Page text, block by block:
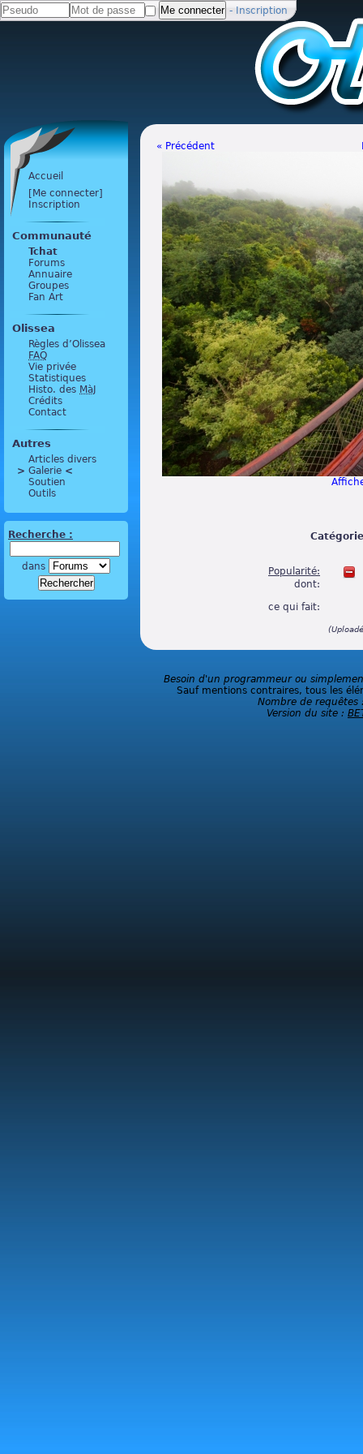
- Inscription
Accueil
[Me connecter]
Inscription
Communauté
Tchat
Forums
Annuaire
Groupes
Fan Art
Olissea
Règles d’Olissea
FAQ
Vie privée
Statistiques
Histo. des MàJ
Crédits
Contact
Autres
Articles divers
> Galerie <
Soutien
Outils
Recherche :
dans
« Précédent
Popularité:
dont:
ce qui fait:
Besoin d'un programmeur ou
Sauf mentions contraires, tous les
Nombre de requêtes
Version du site :